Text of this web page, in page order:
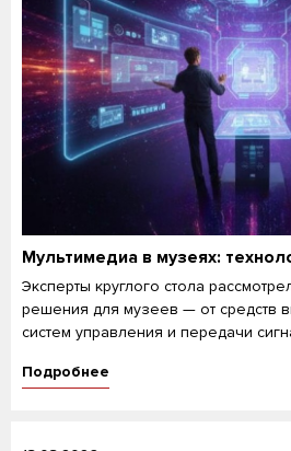
Мультимедиа в музеях:
Эксперты круглого стола
решения для музеев — от средств
систем управления и передачи
Подробнее